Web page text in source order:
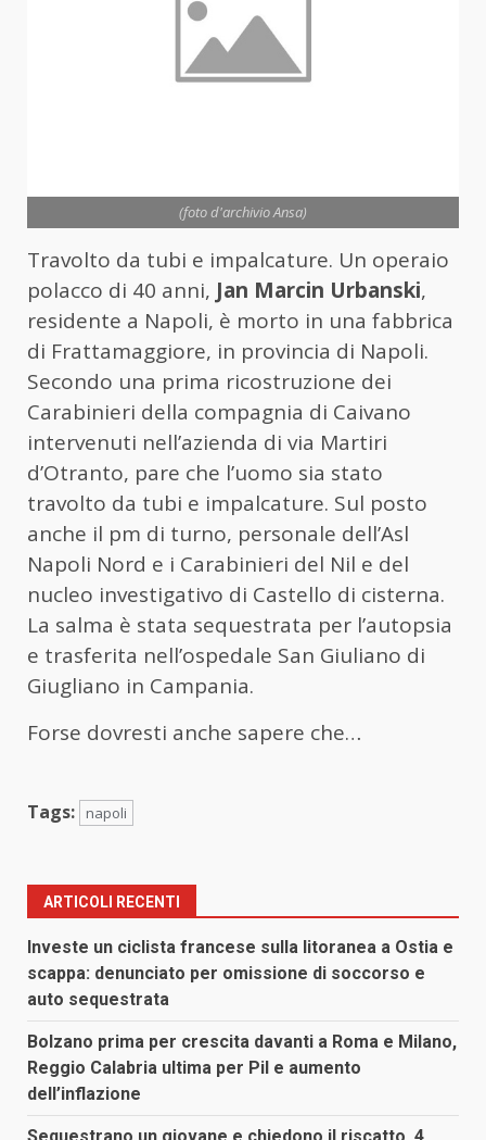
(foto d'archivio Ansa)
Travolto da tubi e impalcature. Un operaio
polacco di 40 anni, Jan Marcin Urbanski,
residente a Napoli, è morto in una fabbrica
di Frattamaggiore, in provincia di Napoli.
Secondo una prima ricostruzione dei
Carabinieri della compagnia di Caivano
intervenuti nell’azienda di via Martiri
d’Otranto, pare che l’uomo sia stato
travolto da tubi e impalcature. Sul posto
anche il pm di turno, personale dell’Asl
Napoli Nord e i Carabinieri del Nil e del
nucleo investigativo di Castello di cisterna.
La salma è stata sequestrata per l’autopsia
e trasferita nell’ospedale San Giuliano di
Giugliano in Campania.
Forse dovresti anche sapere che…
Tags: napoli
ARTICOLI RECENTI
Investe un ciclista francese sulla litoranea a Ostia e
scappa: denunciato per omissione di soccorso e
auto sequestrata
Bolzano prima per crescita davanti a Roma e Milano,
Reggio Calabria ultima per Pil e aumento
dell’inflazione
Sequestrano un giovane e chiedono il riscatto, 4